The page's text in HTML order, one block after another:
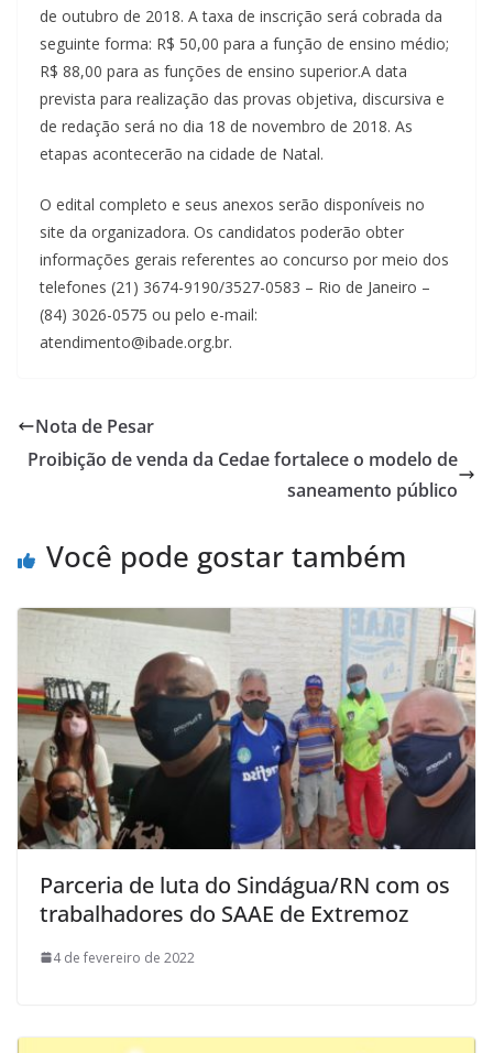
de outubro de 2018. A taxa de inscrição será cobrada da
seguinte forma: R$ 50,00 para a função de ensino médio;
R$ 88,00 para as funções de ensino superior.A data
prevista para realização das provas objetiva, discursiva e
de redação será no dia 18 de novembro de 2018. As
etapas acontecerão na cidade de Natal.
O edital completo e seus anexos serão disponíveis no
site da organizadora. Os candidatos poderão obter
informações gerais referentes ao concurso por meio dos
telefones (21) 3674-9190/3527-0583 – Rio de Janeiro –
(84) 3026-0575 ou pelo e-mail:
atendimento@ibade.org.br.
Nota de Pesar
Proibição de venda da Cedae fortalece o modelo de
saneamento público
Você pode gostar também
Parceria de luta do Sindágua/RN com os
trabalhadores do SAAE de Extremoz
4 de fevereiro de 2022